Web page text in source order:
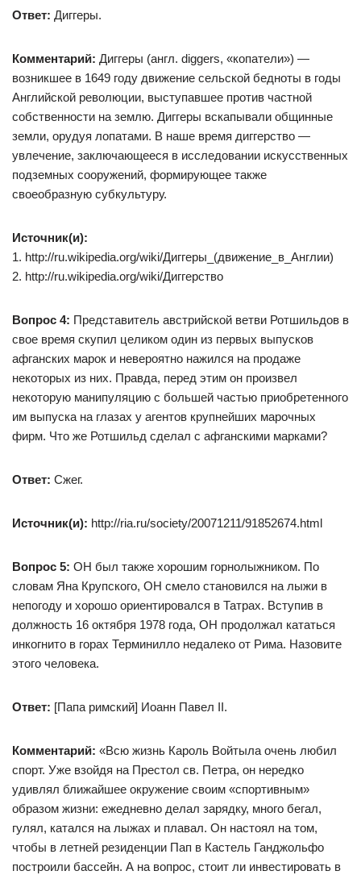
Ответ: Диггеры.
Комментарий: Диггеры (англ. diggers, «копатели») —
возникшее в 1649 году движение сельской бедноты в годы
Английской революции, выступавшее против частной
собственности на землю. Диггеры вскапывали общинные
земли, орудуя лопатами. В наше время диггерство —
увлечение, заключающееся в исследовании искусственных
подземных сооружений, формирующее также
своеобразную субкультуру.
Источник(и):
1. http://ru.wikipedia.org/wiki/Диггеры_(движение_в_Англии)
2. http://ru.wikipedia.org/wiki/Диггерство
Вопрос 4: Представитель австрийской ветви Ротшильдов в
свое время скупил целиком один из первых выпусков
афганских марок и невероятно нажился на продаже
некоторых из них. Правда, перед этим он произвел
некоторую манипуляцию с большей частью приобретенного
им выпуска на глазах у агентов крупнейших марочных
фирм. Что же Ротшильд сделал с афганскими марками?
Ответ: Сжег.
Источник(и): http://ria.ru/society/20071211/91852674.html
Вопрос 5: ОН был также хорошим горнолыжником. По
словам Яна Крупского, ОН смело становился на лыжи в
непогоду и хорошо ориентировался в Татрах. Вступив в
должность 16 октября 1978 года, ОН продолжал кататься
инкогнито в горах Терминилло недалеко от Рима. Назовите
этого человека.
Ответ: [Папа римский] Иоанн Павел II.
Комментарий: «Всю жизнь Кароль Войтыла очень любил
спорт. Уже взойдя на Престол св. Петра, он нередко
удивлял ближайшее окружение своим «спортивным»
образом жизни: ежедневно делал зарядку, много бегал,
гулял, катался на лыжах и плавал. Он настоял на том,
чтобы в летней резиденции Пап в Кастель Ганджольфо
построили бассейн. А на вопрос, стоит ли инвестировать в